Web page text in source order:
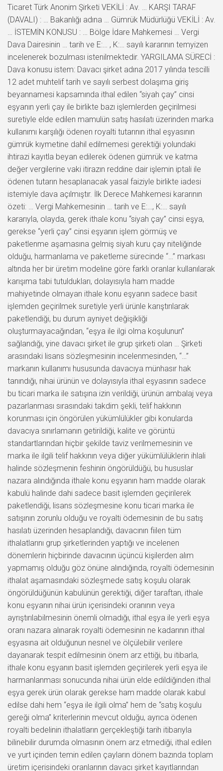
Ticaret Türk Anonim Şirketi VEKİLİ : Av. … KARŞI TARAF
(DAVALI) : … Bakanlığı adına … Gümrük Müdürlüğü VEKİLİ : Av.
… İSTEMİN KONUSU : … Bölge İdare Mahkemesi … Vergi
Dava Dairesinin … tarih ve E:… , K:… sayılı kararının temyizen
incelenerek bozulması istenilmektedir. YARGILAMA SÜRECİ :
Dava konusu istem: Davacı şirket adına 2017 yılında tescilli
12 adet muhtelif tarih ve sayılı serbest dolaşıma giriş
beyannamesi kapsamında ithal edilen “siyah çay” cinsi
eşyanın yerli çay ile birlikte bazı işlemlerden geçirilmesi
suretiyle elde edilen mamulün satış hasılatı üzerinden marka
kullanımı karşılığı ödenen royalti tutarının ithal eşyasının
gümrük kıymetine dahil edilmemesi gerektiği yolundaki
ihtirazi kayıtla beyan edilerek ödenen gümrük ve katma
değer vergilerine vaki itirazın reddine dair işlemin iptali ile
ödenen tutarın hesaplanacak yasal faiziyle birlikte iadesi
istemiyle dava açılmıştır. İlk Derece Mahkemesi kararının
özeti: … Vergi Mahkemesinin … tarih ve E:…, K:… sayılı
kararıyla, olayda, gerek ithale konu “siyah çay” cinsi eşya,
gerekse “yerli çay” cinsi eşyanın işlem görmüş ve
paketlenme aşamasına gelmiş siyah kuru çay niteliğinde
olduğu, harmanlama ve paketleme sürecinde “…” markası
altında her bir üretim modeline göre farklı oranlar kullanılarak
karışıma tabi tutuldukları, dolayısıyla ham madde
mahiyetinde olmayan ithale konu eşyanın sadece basit
işlemden geçirilmek suretiyle yerli ürünle karıştırılarak
paketlendiği, bu durum ayniyet değişikliği
oluşturmayacağından, “eşya ile ilgi olma koşulunun”
sağlandığı, yine davacı şirket ile grup şirketi olan … Şirketi
arasındaki lisans sözleşmesinin incelenmesinden, “…”
markanın kullanımı hususunda davacıya münhasır hak
tanındığı, nihai ürünün ve dolayısıyla ithal eşyasının sadece
bu ticari marka ile satışına izin verildiği, ürünün ambalaj veya
pazarlanması sırasındaki takdim şekli, telif hakkının
korunması için öngörülen yükümlülükler gibi konularda
davacıya sınırlamanın getirildiği, kalite ve görüntü
standartlarından hiçbir şekilde taviz verilmemesinin ve
marka ile ilgili telif hakkının veya diğer yükümlülüklerin ihlali
halinde sözleşmenin feshinin öngörüldüğü, bu hususlar
nazara alındığında ithale konu eşyanın ham madde olarak
kabulü halinde dahi sadece basit işlemden geçirilerek
paketlendiği, lisans sözleşmesine konu ticari marka ile
satışının zorunlu olduğu ve royalti ödemesinin de bu satış
hasılatı üzerinden hesaplandığı, davacının fiilen tüm
ithalatlarını grup şirketlerinden yaptığı ve incelenen
dönemlerin hiçbirinde davacının üçüncü kişilerden alım
yapmamış olduğu göz önüne alındığında, royalti ödemesinin
ithalat aşamasındaki sözleşmede satış koşulu olarak
öngörüldüğünün kabulünün gerektiği, diğer taraftan, ithale
konu eşyanın nihai ürün içerisindeki oranının veya
ayrıştırılabilmesinin önemli olmadığı, ithal eşya ile yerli eşya
oranı nazara alınarak royalti ödemesinin ne kadarının ithal
eşyasına ait olduğunun nesnel ve ölçülebilir verilere
dayanarak tespit edilmesinin önem arz ettiği, bu itibarla,
ithale konu eşyanın basit işlemden geçirilerek yerli eşya ile
harmanlanması sonucunda nihai ürün elde edildiğinden ithal
eşya gerek ürün olarak gerekse ham madde olarak kabul
edilse dahi hem “eşya ile ilgili olma” hem de “satış koşulu
gereği olma” kriterlerinin mevcut olduğu, ayrıca ödenen
royalti bedelinin ithalatların gerçekleştiği tarih itibarıyla
bilinebilir durumda olmasının önem arz etmediği, ithal edilen
ve yurt içinden temin edilen çayların dönem bazında toplam
üretim içerisindeki oranlarının davacı şirket kayıtlarından